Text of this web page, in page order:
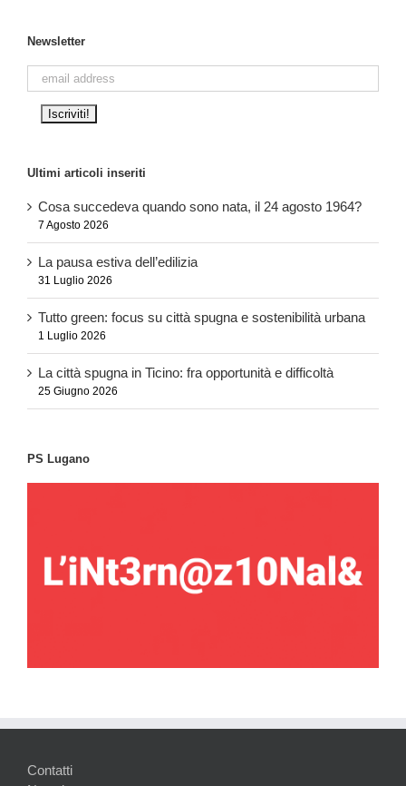
Newsletter
Ultimi articoli inseriti
Cosa succedeva quando sono nata, il 24 agosto 1964?
7 Agosto 2026
La pausa estiva dell’edilizia
31 Luglio 2026
Tutto green: focus su città spugna e sostenibilità urbana
1 Luglio 2026
La città spugna in Ticino: fra opportunità e difficoltà
25 Giugno 2026
PS Lugano
Contatti